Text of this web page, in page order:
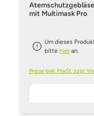
mit Multimask Pro
Um dieses
bitte hier an.
Preise exkl. MwSt. zzgl.